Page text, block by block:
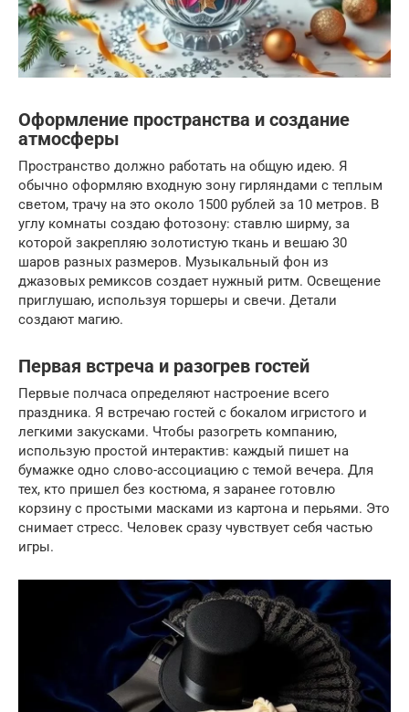
Оформление пространства и создание
атмосферы
Пространство должно работать на общую идею. Я
обычно оформляю входную зону гирляндами с теплым
светом, трачу на это около 1500 рублей за 10 метров. В
углу комнаты создаю фотозону: ставлю ширму, за
которой закрепляю золотистую ткань и вешаю 30
шаров разных размеров. Музыкальный фон из
джазовых ремиксов создает нужный ритм. Освещение
приглушаю, используя торшеры и свечи. Детали
создают магию.
Первая встреча и разогрев гостей
Первые полчаса определяют настроение всего
праздника. Я встречаю гостей с бокалом игристого и
легкими закусками. Чтобы разогреть компанию,
использую простой интерактив: каждый пишет на
бумажке одно слово-ассоциацию с темой вечера. Для
тех, кто пришел без костюма, я заранее готовлю
корзину с простыми масками из картона и перьями. Это
снимает стресс. Человек сразу чувствует себя частью
игры.